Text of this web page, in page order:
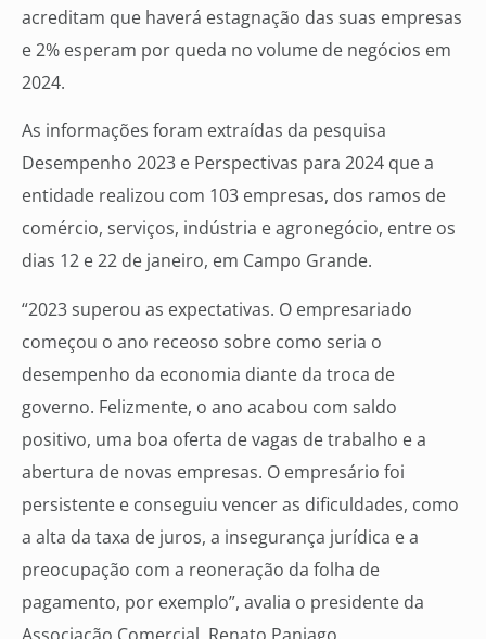
acreditam que haverá estagnação das suas empresas
e 2% esperam por queda no volume de negócios em
2024.
As informações foram extraídas da pesquisa
Desempenho 2023 e Perspectivas para 2024 que a
entidade realizou com 103 empresas, dos ramos de
comércio, serviços, indústria e agronegócio, entre os
dias 12 e 22 de janeiro, em Campo Grande.
“2023 superou as expectativas. O empresariado
começou o ano receoso sobre como seria o
desempenho da economia diante da troca de
governo. Felizmente, o ano acabou com saldo
positivo, uma boa oferta de vagas de trabalho e a
abertura de novas empresas. O empresário foi
persistente e conseguiu vencer as dificuldades, como
a alta da taxa de juros, a insegurança jurídica e a
preocupação com a reoneração da folha de
pagamento, por exemplo”, avalia o presidente da